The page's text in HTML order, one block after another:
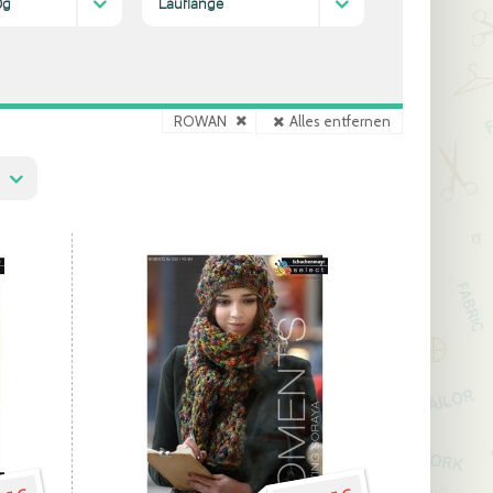
Lauflänge
ROWAN
Alles entfernen